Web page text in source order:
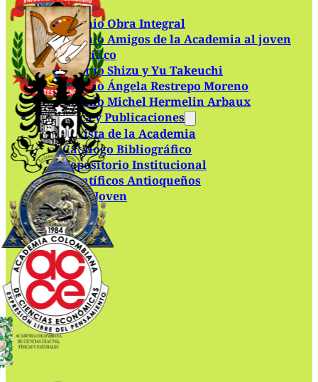
Premios
Premio Obra Integral
Premio Amigos de la Academia al joven
científico
Premio Shizu y Yu Takeuchi
Premio Ángela Restrepo Moreno
Premio Michel Hermelin Arbaux
Biblioteca y Publicaciones
Revista de la Academia
Catálogo Bibliográfico
Repositorio Institucional
Científicos Antioqueños
Academia Joven
Contacto